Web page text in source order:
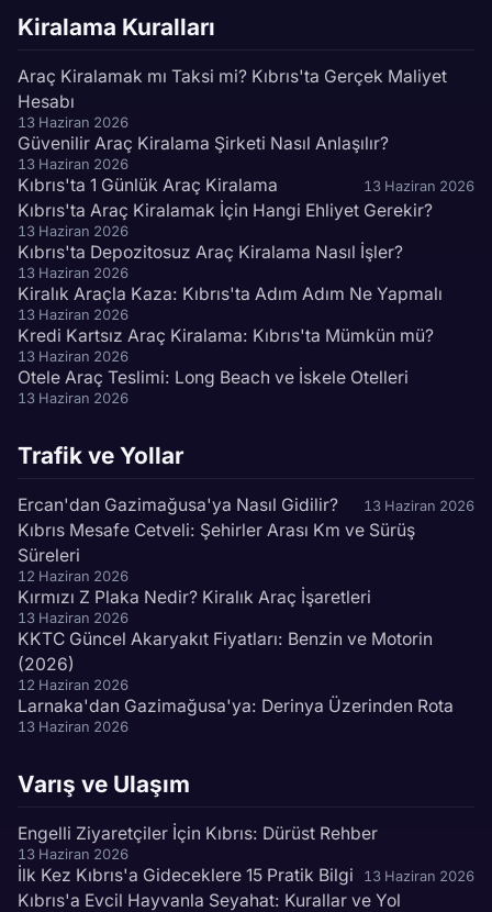
Kiralama Kuralları
Araç Kiralamak mı Taksi mi? Kıbrıs'ta Gerçek Maliyet
Hesabı
13 Haziran 2026
Güvenilir Araç Kiralama Şirketi Nasıl Anlaşılır?
13 Haziran 2026
Kıbrıs'ta 1 Günlük Araç Kiralama 13 Haziran 2026
Kıbrıs'ta Araç Kiralamak İçin Hangi Ehliyet Gerekir?
13 Haziran 2026
Kıbrıs'ta Depozitosuz Araç Kiralama Nasıl İşler?
13 Haziran 2026
Kiralık Araçla Kaza: Kıbrıs'ta Adım Adım Ne Yapmalı
13 Haziran 2026
Kredi Kartsız Araç Kiralama: Kıbrıs'ta Mümkün mü?
13 Haziran 2026
Otele Araç Teslimi: Long Beach ve İskele Otelleri
13 Haziran 2026
Trafik ve Yollar
Ercan'dan Gazimağusa'ya Nasıl Gidilir? 13 Haziran 2026
Kıbrıs Mesafe Cetveli: Şehirler Arası Km ve Sürüş
Süreleri
12 Haziran 2026
Kırmızı Z Plaka Nedir? Kiralık Araç İşaretleri
13 Haziran 2026
KKTC Güncel Akaryakıt Fiyatları: Benzin ve Motorin
(2026)
12 Haziran 2026
Larnaka'dan Gazimağusa'ya: Derinya Üzerinden Rota
13 Haziran 2026
Varış ve Ulaşım
Engelli Ziyaretçiler İçin Kıbrıs: Dürüst Rehber
13 Haziran 2026
İlk Kez Kıbrıs'a Gideceklere 15 Pratik Bilgi 13 Haziran 2026
Kıbrıs'a Evcil Hayvanla Seyahat: Kurallar ve Yol